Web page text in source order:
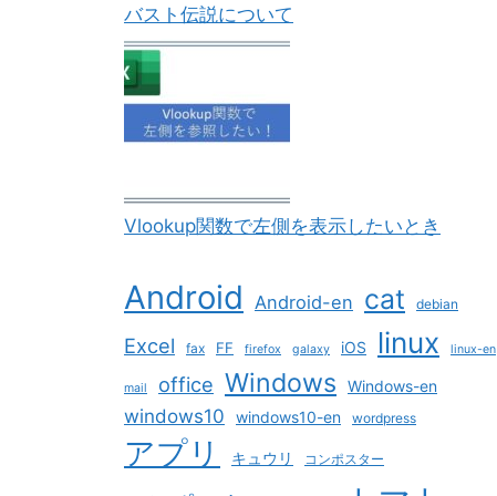
バスト伝説について
Vlookup関数で左側を表示したいとき
Android Android-en cat debian
Excel fax FF firefox galaxy iOS linux linux-en
mail office Windows Windows-en
windows10 windows10-en wordpress
アプリ キュウリ コンポスター